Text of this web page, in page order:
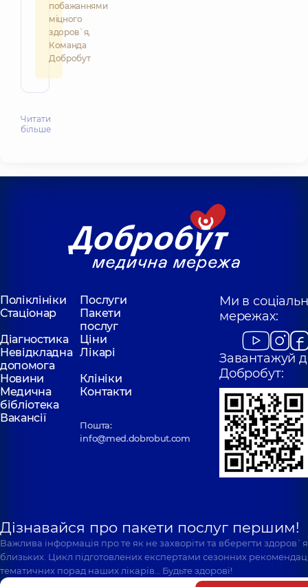
побажаннями
міцного
здоров`я,
Команда
Добробут
Читати
більше
Поліклініки
Послуги
Стаціонар
Пакети
послуг
Діагностика
Ціни
Невідкладна
допомога
Лікарі
Новини
Клініки
Медична
бібліотека
Контакти
Вакансії
Пошта:
info@med.dobrobut.com
Ми в
мережах:
Завантажуй
Добробут:
Дізнавайся про пакети послуг першим!
Важлива інформація про те як не захворіти та вберегти
близьких. Цикл підготовлених експертами сезонних
тематичних порад наших лікарів… Будьте здорові!